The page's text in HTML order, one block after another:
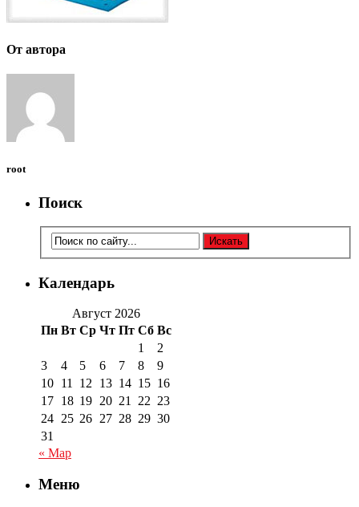
От автора
root
Поиск
Календарь
Август 2026
Пн Вт Ср Чт Пт Сб Вс
1
2
3
4 5 6 7 8
9
10 11 12 13 14 15 16
17 18 19 20 21 22 23
24 25 26 27 28 29 30
31
« Мар
Меню